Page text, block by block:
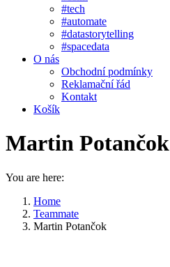
#tech
#automate
#datastorytelling
#spacedata
O nás
Obchodní podmínky
Reklamační řád
Kontakt
Košík
Martin Potančok
You are here:
Home
Teammate
Martin Potančok